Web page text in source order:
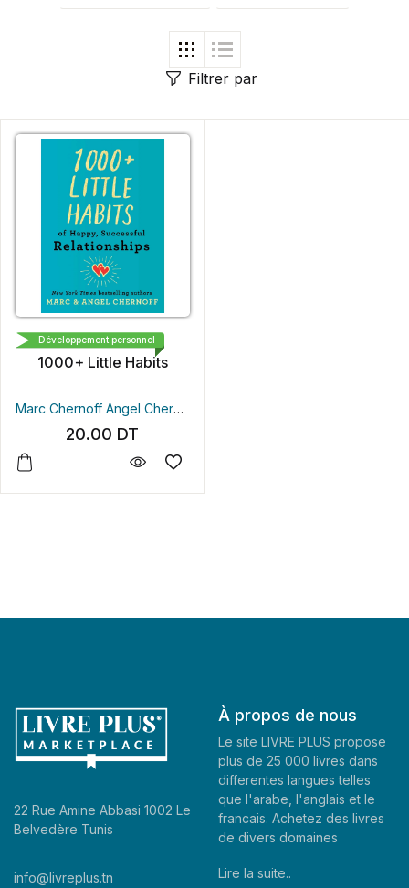
Filtrer par
TARCHER
1000+ Little Habits
Marc Chernoff Angel Chernoff
20.00 DT
Développement personnel
22 Rue Amine Abbasi 1002 Le
Belvedère Tunis
info@livreplus.tn
À propos de nous
Le site LIVRE PLUS propose
plus de 25 000 livres dans
differentes langues telles
que l'arabe, l'anglais et le
francais. Achetez des livres
de divers domaines
Lire la suite..